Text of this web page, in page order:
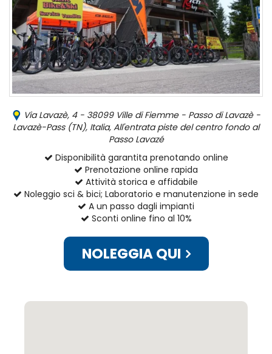
Via Lavazè, 4 - 38099 Ville di Fiemme - Passo di Lavazè -
Lavazè-Pass (TN), Italia, All'entrata piste del centro fondo al
Passo Lavazé
Disponibilità garantita prenotando online
Prenotazione online rapida
Attività storica e affidabile
Noleggio sci & bici; Laboratorio e manutenzione in sede
A un passo dagli impianti
Sconti online fino al 10%
NOLEGGIA QUI